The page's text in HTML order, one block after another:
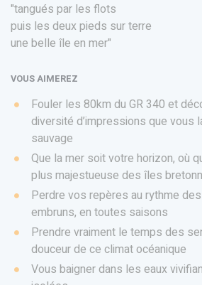
"tangués par les flots
puis les deux pieds sur terre
une belle île en mer"
VOUS AIMEREZ
Fouler les 80km du GR 340 et
diversité d’impressions que vous
sauvage
Que la mer soit votre horizon, où
plus majestueuse des îles
Perdre vos repères au rythme
embruns, en toutes saisons
Prendre vraiment le temps des
douceur de ce climat océanique
Vous baigner dans les eaux